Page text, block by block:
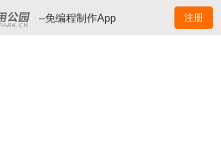
--免编程制作App 注册